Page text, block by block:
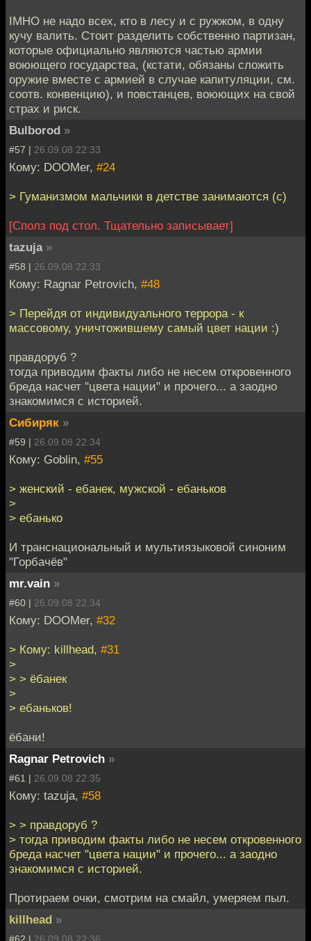
IMHO не надо всех, кто в лесу и с ружжом, в одну
кучу валить. Стоит разделить собственно партизан,
которые официально являются частью армии
воюющего государства, (кстати, обязаны сложить
оружие вместе с армией в случае капитуляции, см.
соотв. конвенцию), и повстанцев, воюющих на свой
страх и риск.
Bulborod »
#57 | 26.09.08 22:33
Кому: DOOMer, #24
> Гуманизмом мальчики в детстве занимаются (с)
[Сполз под стол. Тщательно записывает]
tazuja »
#58 | 26.09.08 22:33
Кому: Ragnar Petrovich, #48
> Перейдя от индивидуального террора - к
массовому, уничтожившему самый цвет нации :)
правдоруб ?
тогда приводим факты либо не несем откровенного
бреда насчет "цвета нации" и прочего... а заодно
знакомимся с историей.
Сибиряк »
#59 | 26.09.08 22:34
Кому: Goblin, #55
> женский - ебанек, мужской - ебаньков
>
> ебанько
И транснациональный и мультиязыковой синоним
"Горбачёв"
mr.vain »
#60 | 26.09.08 22:34
Кому: DOOMer, #32
> Кому: killhead, #31
>
> > ёбанек
>
> ебаньков!
ёбани!
Ragnar Petrovich »
#61 | 26.09.08 22:35
Кому: tazuja, #58
> > правдоруб ?
> тогда приводим факты либо не несем откровенного
бреда насчет "цвета нации" и прочего... а заодно
знакомимся с историей.
Протираем очки, смотрим на смайл, умеряем пыл.
killhead »